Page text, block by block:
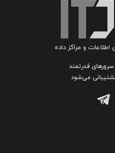
و مراکز داده
قدرتمند
می‌شود